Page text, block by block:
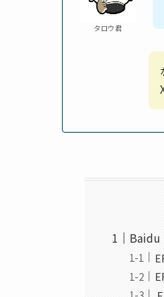
タロウ君
Baidu